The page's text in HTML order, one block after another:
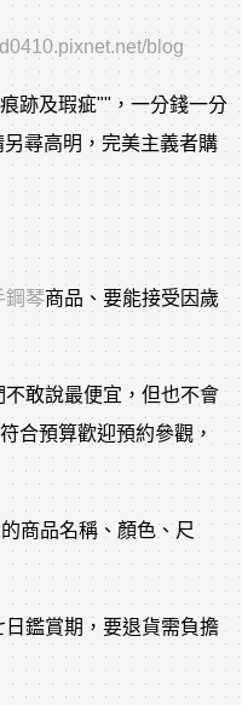
blog
跡及瑕疵""，一分錢一分
尋高明，完美主義者購
鋼琴商品、要能接受因歲
敢說最便宜，但也不會
合預算歡迎預約參觀，
商品名稱、顏色、尺
鑑賞期，要退貨需負擔